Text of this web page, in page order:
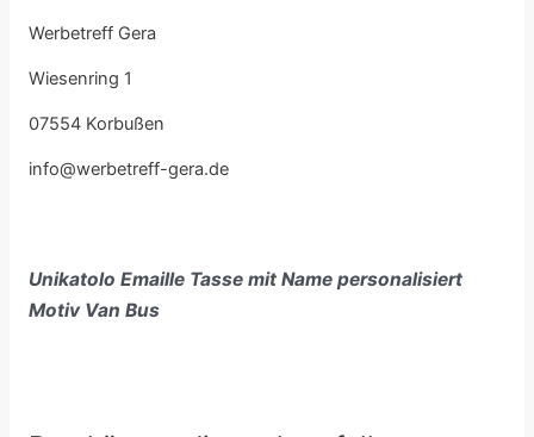
Werbetreff Gera
Wiesenring 1
07554 Korbußen
info@werbetreff-gera.de
Unikatolo Emaille Tasse mit Name personalisiert
Motiv Van Bus